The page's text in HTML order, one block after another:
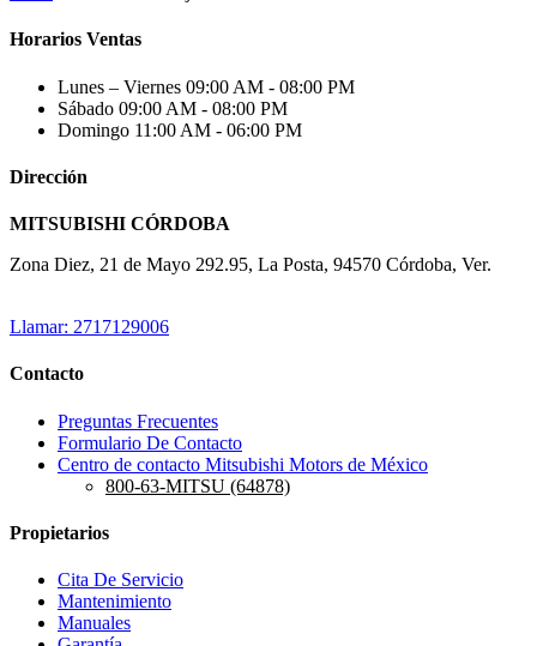
Horarios Ventas
Lunes – Viernes 09:00 AM - 08:00 PM
Sábado 09:00 AM - 08:00 PM
Domingo 11:00 AM - 06:00 PM
Dirección
MITSUBISHI CÓRDOBA
Zona Diez, 21 de Mayo 292.95, La Posta, 94570 Córdoba, Ver.
Llamar: 2717129006
Contacto
Preguntas Frecuentes
Formulario De Contacto
Centro de contacto Mitsubishi Motors de México
800-63-MITSU (64878)
Propietarios
Cita De Servicio
Mantenimiento
Manuales